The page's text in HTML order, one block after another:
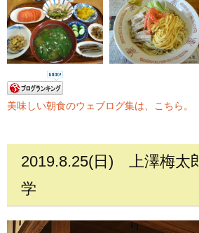
美味しい朝食のウェブログ集は、こちら。
2019.8.25(日) 上澤梅太
学